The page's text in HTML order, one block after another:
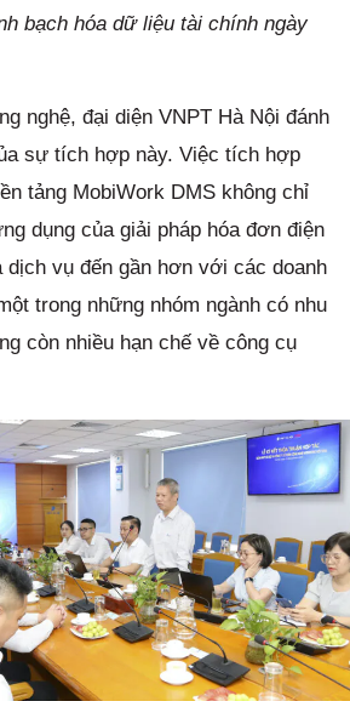
bạch hóa dữ liệu tài chính ngày
nghệ, đại diện VNPT Hà Nội đánh
sự tích hợp này. Việc tích hợp
tảng MobiWork DMS không chỉ
dụng của giải pháp hóa đơn điện
vụ đến gần hơn với các doanh
trong những nhóm ngành có nhu
còn nhiều hạn chế về công cụ